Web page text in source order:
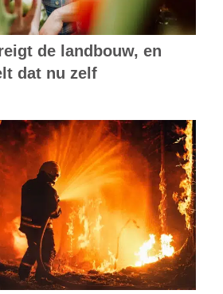
de landbouw, en
dat nu zelf